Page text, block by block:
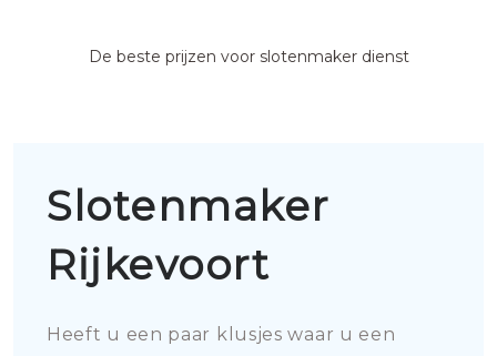
De beste prijzen voor slotenmaker dienst
Slotenmaker
Rijkevoort
Heeft u een paar klusjes waar u een